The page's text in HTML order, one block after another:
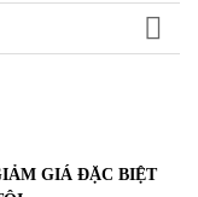
GIÁ ĐẶC BIỆT